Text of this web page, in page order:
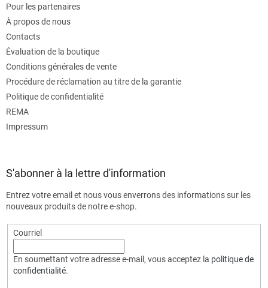
Pour les partenaires
À propos de nous
Contacts
Évaluation de la boutique
Conditions générales de vente
Procédure de réclamation au titre de la garantie
Politique de confidentialité
REMA
Impressum
S'abonner à la lettre d'information
Entrez votre email et nous vous enverrons des informations sur les
nouveaux produits de notre e-shop.
Courriel
En soumettant votre adresse e-mail, vous acceptez la politique de
confidentialité.